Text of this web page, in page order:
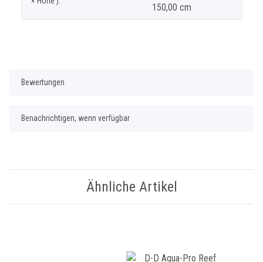
150,00 cm
Bewertungen
Benachrichtigen, wenn verfügbar
Ähnliche Artikel